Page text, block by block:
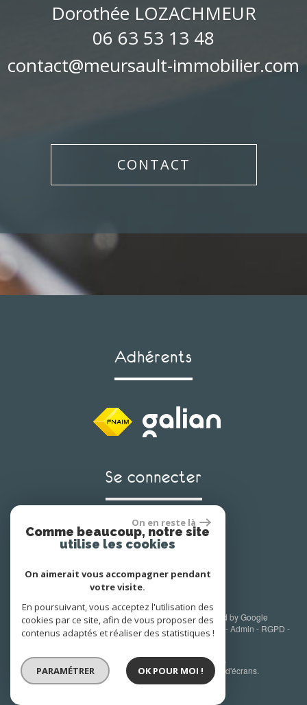
Dorothée LOZACHMEUR
06 63 53 13 48
contact@meursault-immobilier.com
CONTACT
Adhérents
Se connecter
Espace propriétaire
© 2026 | Tous droits réservés | Traduction powered by Google
Plan du site
Mentions légales Nos honoraires Liens -Admin - RGPD -
Toutes nos annonces
Site internet compatible multi-supports,
un seul site adaptable à tous les types d'écrans.
On en reste là
Comme beaucoup, notre site
utilise les cookies
On aimerait vous accompagner pendant
votre visite.
En poursuivant, vous acceptez l'utilisation des
cookies par ce site, afin de vous proposer des
contenus adaptés et réaliser des statistiques !
PARAMÉTRER OK POUR MOI !